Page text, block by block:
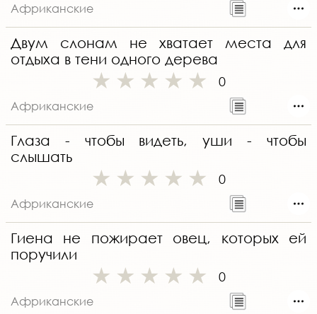
Африканские
Двум слонам не хватает места для
отдыха в тени одного дерева
0
Африканские
Глаза - чтобы видеть, уши - чтобы
слышать
0
Африканские
Гиена не пожирает овец, которых ей
поручили
0
Африканские